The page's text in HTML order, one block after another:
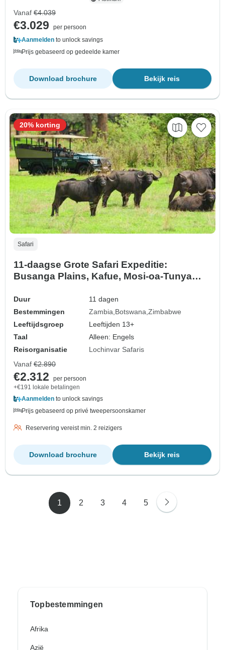
Vanaf €4.039
€3.029
per persoon
Aanmelden to unlock savings
Prijs gebaseerd op gedeelde kamer
Bekijk reis
Download brochure
Safari
11-daagse Grote Safari Expeditie:
Busanga Plains, Kafue, Mosi-oa-Tunya
National Parks (Zimbabwe).
Duur
11 dagen
Bestemmingen
Zambia Botswana Zimbabwe
Leeftijdsgroep
Leeftijden 13+
Taal
Alleen: Engels
Reisorganisatie
Lochinvar Safaris
20% korting
Vanaf €2.890
€2.312
per persoon
+€191 lokale betalingen
Aanmelden to unlock savings
Prijs gebaseerd op privé tweepersoonskamer
Reservering vereist min. 2 reizigers
Bekijk reis
Download brochure
1 2 3 4 5
Topbestemmingen
Afrika
Azië